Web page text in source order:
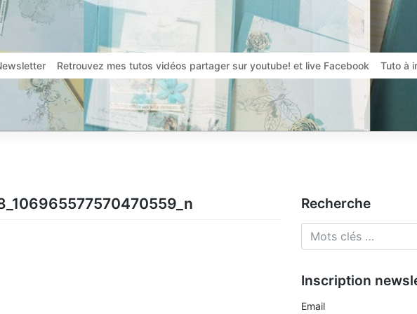
Retrouvez mes tutos vidéos partager sur youtube! et live Facebook Tuto à
Recherche
Inscription
Email